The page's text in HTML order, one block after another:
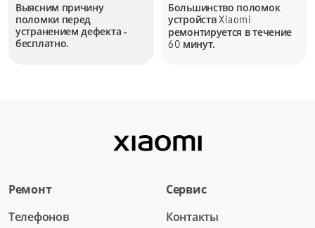
Выясним причину
поломки перед
устранением дефекта -
бесплатно.
Большинство поломок
устройствXiaomi
ремонтируется в течение
60 минут.
Ремонт
Телефонов
Сервис
Контакты